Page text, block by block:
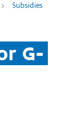
Subsidies
G-